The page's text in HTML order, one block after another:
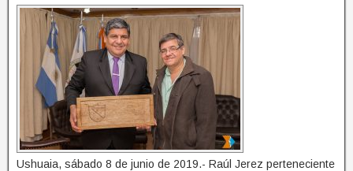
Ushuaia, sábado 8 de junio de 2019.- Raúl Jerez perteneciente